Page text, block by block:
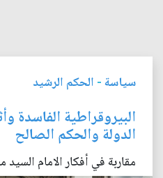
سياسة- الحكم الرشيد
البيروقراطية الفاسدة
الدولة والحكم الصالح
مقاربة في أفكار الامام